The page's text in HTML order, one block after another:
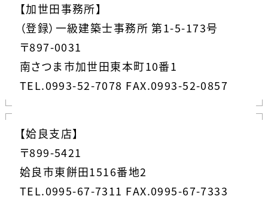
【加世田事務所】
（登録）一級建築士事務所 第1-5-173号
〒897-0031
南さつま市加世田東本町10番1
TEL.0993-52-7078 FAX.0993-52-0857
【姶良支店】
〒899-5421
姶良市東餅田1516番地2
TEL.0995-67-7311 FAX.0995-67-7333